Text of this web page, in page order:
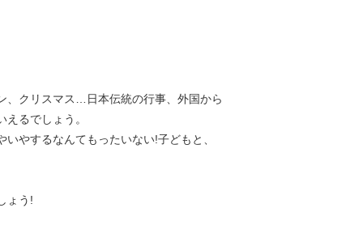
、クリスマス…日本伝統の行事、外国から
るでしょう。
やするなんてもったいない!子どもと、
ょう!